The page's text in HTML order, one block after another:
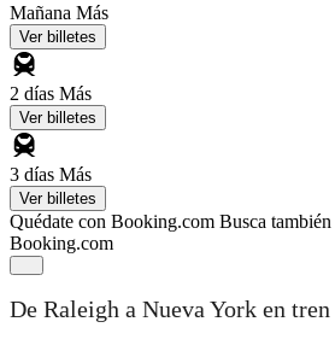
Mañana Más
Ver billetes
2 días Más
Ver billetes
3 días Más
Ver billetes
Quédate con Booking.com Busca
Booking.com
De Raleigh a Nueva York en tren